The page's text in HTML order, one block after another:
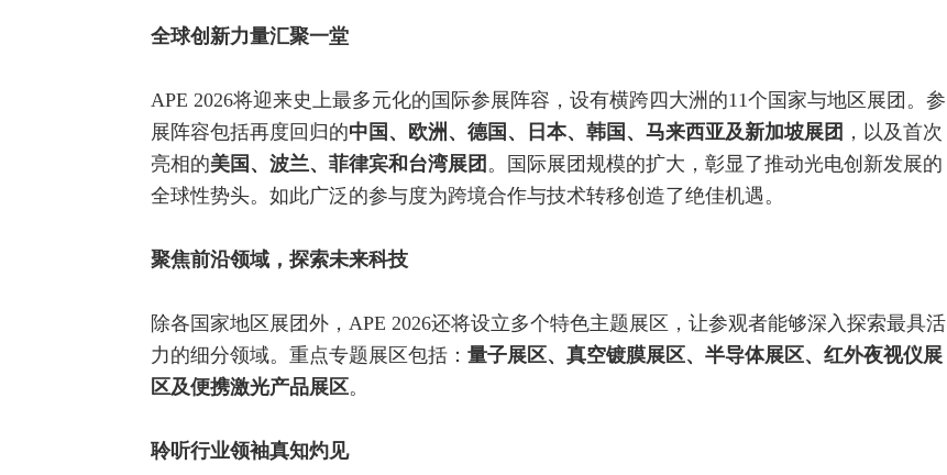
全球创新力量汇聚一堂
APE 2026将迎来史上最多元化的国际参展阵容，设有横跨四大洲的11个国家与地区展团。参
展阵容包括再度回归的中国、 欧洲、德国、日本、韩国、马来西亚及新加坡展团 ，以及首次
亮相的美国、波兰、菲律宾和台湾展团 。国际展团规模的扩大，彰显了推动光电创新发展的
全球性势头。如此广泛的参与度为跨境合作与技术转移创造了绝佳机遇。
聚焦前沿领域，探索未来科技
除各国家地区展团外，APE 2026还将设立多个特色主题展区，让参观者能够深入探索最具活
力的细分领域。重点专题展区包括： 量子展区、真空镀膜展区、半导体展区、红外夜视仪展
区及便携激光产品展区。
聆听行业领袖真知灼见